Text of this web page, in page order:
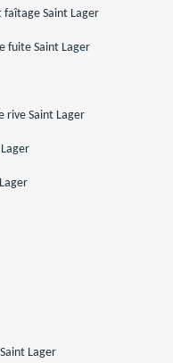
Saint Lager
fuite Saint Lager
rive Saint Lager
Lager